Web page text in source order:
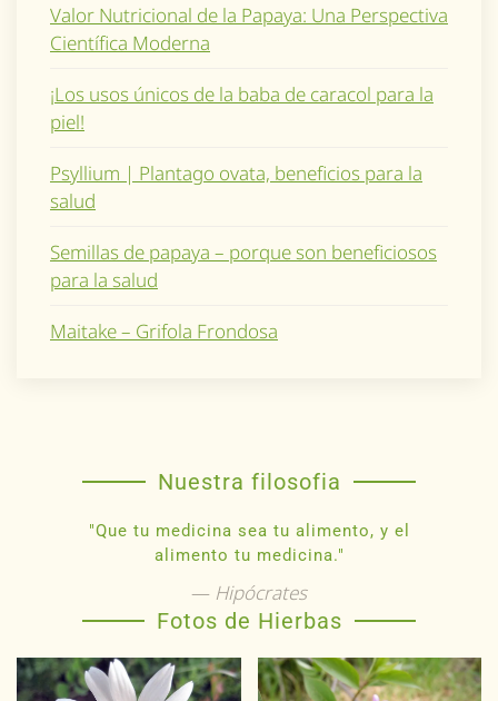
Valor Nutricional de la Papaya: Una Perspectiva
Científica Moderna
¡Los usos únicos de la baba de caracol para la
piel!
Psyllium | Plantago ovata, beneficios para la
salud
Semillas de papaya – porque son beneficiosos
para la salud
Maitake – Grifola Frondosa
Nuestra filosofia
"Que tu medicina sea tu alimento, y el
alimento tu medicina."
Hipócrates
Fotos de Hierbas